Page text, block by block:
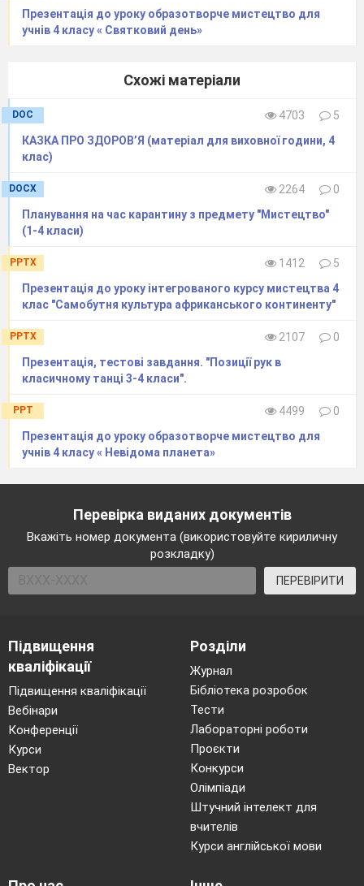
Презентація до уроку образотворче мистецтво для
учнів 4 класу « Святковий день»
Схожі матеріали
DOC 4703
5
КАЗКА ПРО ЗДОРОВ’Я (матеріал для виховної години, 4
клас)
DOCX 2264
0
Планування на час карантину з предмету "Мистецтво"
(1-4 класи)
PPTX 1412
5
Презентація до уроку інтегрованого курсу мистецтва 4
клас "Самобутня культура африканського континенту"
PPTX 2107
0
Презентація, тестові завдання. "Позиції рук в
класичному танці 3-4 класи".
PPT 4499
0
Презентація до уроку образотворче мистецтво для
учнів 4 класу « Невідома планета»
Перевірка виданих документів
Вкажіть номер документа (використовуйте кириличну
розкладку)
ПЕРЕВІРИТИ
Підвищення
кваліфікації
Підвищення кваліфікації
Вебінари
Конференції
Курси
Вектор
Розділи
Журнал
Бібліотека розробок
Тести
Лабораторні роботи
Проєкти
Конкурси
Олімпіади
Штучний інтелект для
вчителів
Курси англійської мови